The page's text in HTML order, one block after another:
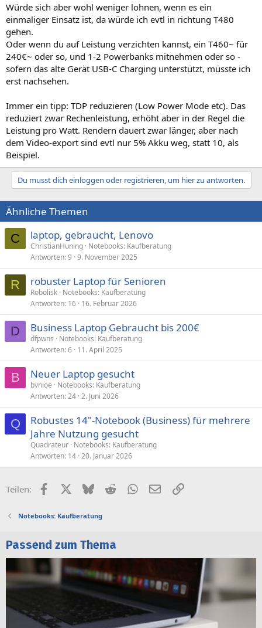
Würde sich aber wohl weniger lohnen, wenn es ein
einmaliger Einsatz ist, da würde ich evtl in richtung T480
gehen.
Oder wenn du auf Leistung verzichten kannst, ein T460~ für
240€~ oder so, und 1-2 Powerbanks mitnehmen oder so -
sofern das alte Gerät USB-C Charging unterstützt, müsste ich
erst nachsehen.
Immer ein tipp: TDP reduzieren (Low Power Mode etc). Das
reduziert zwar Rechenleistung, erhöht aber in der Regel die
Leistung pro Watt. Rendern dauert zwar länger, aber nach
dem Video-export sind evtl nur 5% Akku weg, statt 10, als
Beispiel.
Du musst dich einloggen oder registrieren, um hier zu antworten.
Ähnliche Themen
C laptop, gebraucht, Lenovo
ChristianHuning Notebooks: Kaufberatung
Antworten 9 9. November 2025
R robuster Laptop für Senioren
Robolisk Notebooks: Kaufberatung
Antworten 16 16. Februar 2026
D Business Laptop Gebraucht bis 200€
dfpwns
Notebooks: Kaufberatung
Antworten 6 11. April 2025
B Neuer Laptop gesucht
bvnioe
Notebooks: Kaufberatung
Antworten 24 2. Juni 2026
Q
Robustes 14"-Notebook (Business) für mehrere
Jahre Nutzung gesucht
Quadrateur Notebooks: Kaufberatung
Antworten 14 20. Januar 2026
Teilen: FacebookX (Twitter)
BlueskyRedditWhatsApp
E-MailLink
Notebooks: Kaufberatung
Passend zum Thema